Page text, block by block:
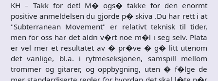
KH – Takk for det! M� ogs� takke for den enormt
positive anmeldelsen du gjorde p� skiva .Du har rett i at
"Subterranean Movement" er relativt teknisk til tider,
men for oss har det aldri v�rt noe m�l i seg selv. Plata
er vel mer et resultatet av � pr�ve � g� litt utenom
det vanlige, bl.a. i rytmeseksjonen, samspill mellom
trommer og gitarer, og oppbygning, uten � f�lge de